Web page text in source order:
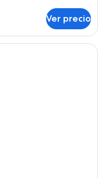
Ver precio
de hotel con una cama